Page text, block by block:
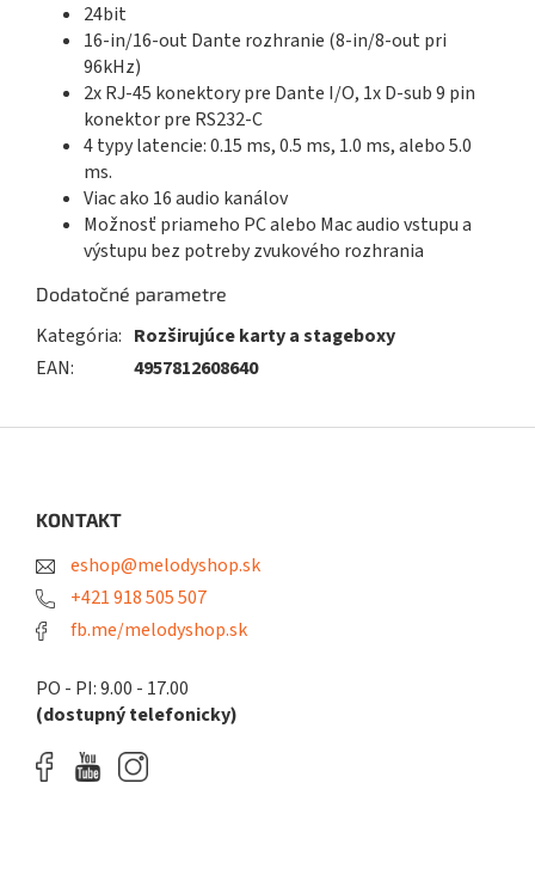
24bit
16-in/16-out Dante rozhranie (8-in/8-out pri
96kHz)
2x RJ-45 konektory pre Dante I/O, 1x D-sub 9 pin
konektor pre RS232-C
4 typy latencie: 0.15 ms, 0.5 ms, 1.0 ms, alebo 5.0
ms.
Viac ako 16 audio kanálov
Možnosť priameho PC alebo Mac audio vstupu a
výstupu bez potreby zvukového rozhrania
Dodatočné parametre
Kategória: Rozširujúce karty a stageboxy
EAN: 4957812608640
KONTAKT
eshop@melodyshop.sk
+421 918 505 507
fb.me/melodyshop.sk
PO - PI: 9.00 - 17.00
(dostupný telefonicky)